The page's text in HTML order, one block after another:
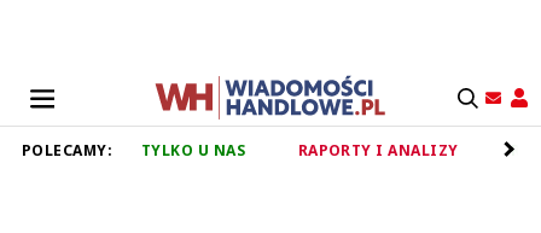
POLECAMY: TYLKO U NAS RAPORTY I ANALIZY